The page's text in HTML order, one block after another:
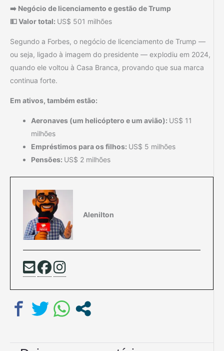
➡️ Negócio de licenciamento e gestão de Trump
💵 Valor total: US$ 501 milhões
Segundo a Forbes, o negócio de licenciamento de Trump —
ou seja, ligado à imagem do presidente — explodiu em 2024,
quando ele voltou à Casa Branca, provando que sua marca
continua forte.
Em ativos, também estão:
Aeronaves (um helicóptero e um avião): US$ 11
milhões
Empréstimos para os filhos: US$ 5 milhões
Pensões: US$ 2 milhões
Alenilton